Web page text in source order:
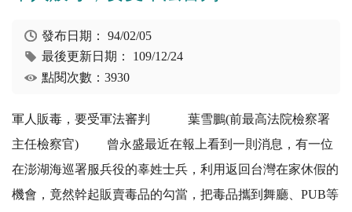
發布日期：94/02/05
最後更新日期： 109/12/24
點閱次數：3930
軍人販毒，要受軍法審判 葉雪鵬(前最高法院檢察署
主任檢察官) 曾永盛最近在報上看到一則消息，有一位
在澎湖海巡署服兵役的辜姓士兵，利用返回台灣在家休假的
機會，竟然幹起販賣毒品的勾當，把毒品攜到舞廳、PUB等